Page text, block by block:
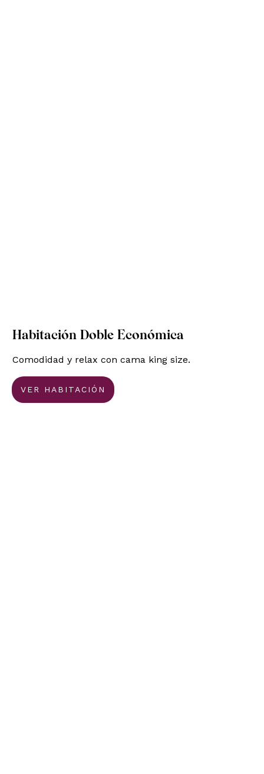
Habitación Doble Económica
Comodidad y relax con cama king size.
VER HABITACIÓN